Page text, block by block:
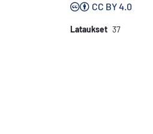
CC BY 4.0
Lataukset 37